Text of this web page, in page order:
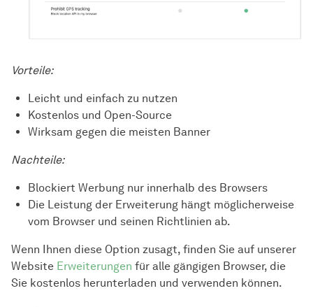
Vorteile:
Leicht und einfach zu nutzen
Kostenlos und Open-Source
Wirksam gegen die meisten Banner
Nachteile:
Blockiert Werbung nur innerhalb des Browsers
Die Leistung der Erweiterung hängt möglicherweise
vom Browser und seinen Richtlinien ab.
Wenn Ihnen diese Option zusagt, finden Sie auf unserer
Website Erweiterungen für alle gängigen Browser, die
Sie kostenlos herunterladen und verwenden können.